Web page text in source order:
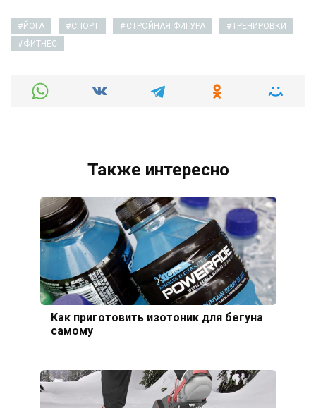
ЙОГА СПОРТ СТРОЙНАЯ ФИГУРА
ТРЕНИРОВКИ
ФИТНЕС
Также интересно
Как приготовить изотоник для бегуна
самому